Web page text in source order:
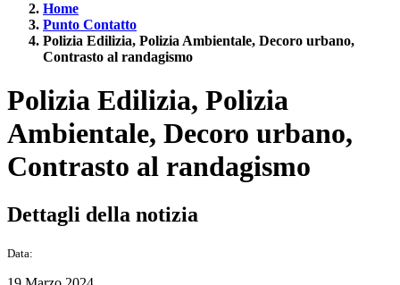
Home
Punto Contatto
Polizia Edilizia, Polizia Ambientale, Decoro urbano,
Contrasto al randagismo
Polizia Edilizia, Polizia
Ambientale, Decoro urbano,
Contrasto al randagismo
Dettagli della notizia
Data: